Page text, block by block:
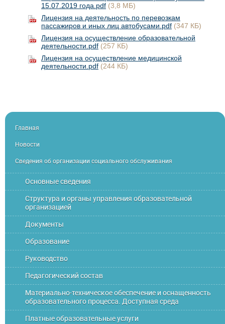
15.07.2019 года.pdf (3,8 МБ)
Лицензия на деятельность по перевозкам
пассажиров и иных лиц автобусами.pdf (347 КБ)
Лицензия на осуществление образовательной
деятельности.pdf (257 КБ)
Лицензия на осуществление медицинской
деятельности.pdf (244 КБ)
Главная
Новости
Сведения об организации социального обслуживания
Основные сведения
Структура и органы управления образовательной
организацией
Документы
Образование
Руководство
Педагогический состав
Материально-техническое обеспечение и оснащенность
образовательного процесса. Доступная среда
Платные образовательные услуги